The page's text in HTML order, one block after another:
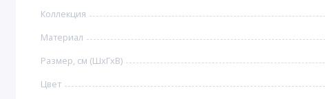
Коллекция
Материал
Размер, см (ШхГхВ)
Цвет